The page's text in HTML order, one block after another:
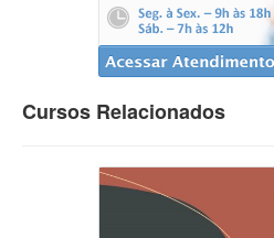
Cursos Relacionados